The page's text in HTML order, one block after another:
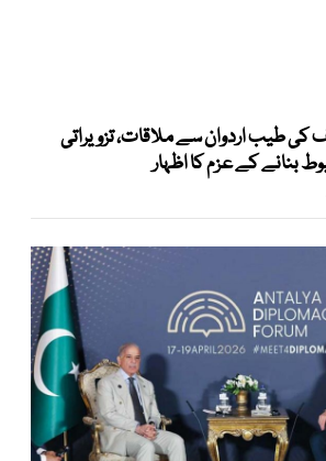
کی طیب اردوان سے ملاقات، تزویراتی
بنانے کے عزم کا اظہار